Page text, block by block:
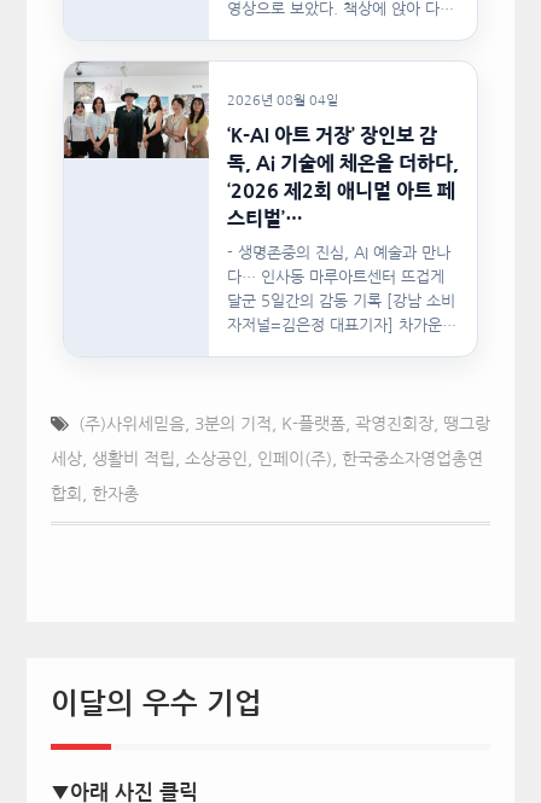
영상으로 보았다. 책상에 앉아 다른
2026년 08월 04일
‘K-AI 아트 거장’ 장인보 감
독, Ai 기술에 체온을 더하다,
‘2026 제2회 애니멀 아트 페
스티벌’…
- 생명존중의 진심, AI 예술과 만나
다… 인사동 마루아트센터 뜨겁게
달군 5일간의 감동 기록 [강남 소비
자저널=김은정 대표기자] 차가운
(주)사위세믿음, 3분의 기적 K-플랫폼, 곽영진회장, 땡그랑
세상, 생활비 적립 소상공인 인페이(주) 한국중소자영업총연
합회 한자총
이달의 우수 기업
▼아래 사진 클릭